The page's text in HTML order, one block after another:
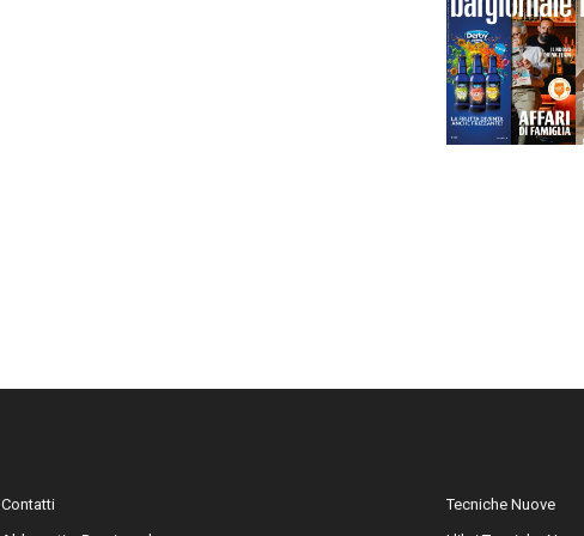
Contatti
Tecniche Nuove